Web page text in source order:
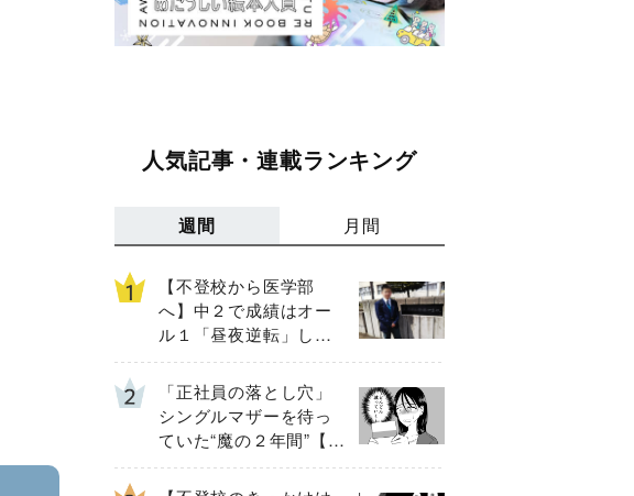
人気記事・連載ランキング
週間 月間
【不登校から医学部
へ】中２で成績はオー
ル１「昼夜逆転」した
わが子を”夜遊び”に連れ
出した母の気づき
「正社員の落とし穴」
シングルマザーを待っ
ていた“魔の２年間”【後
編】